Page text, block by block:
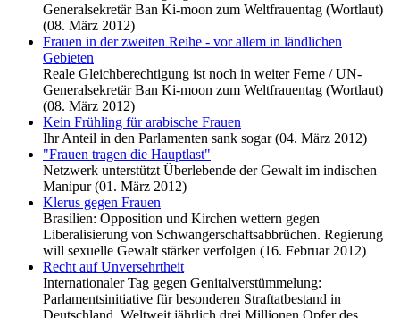
Generalsekretär Ban Ki-moon zum Weltfrauentag (Wortlaut)
(08. März 2012)
Frauen in der zweiten Reihe - vor allem in ländlichen
Gebieten
Reale Gleichberechtigung ist noch in weiter Ferne / UN-
Generalsekretär Ban Ki-moon zum Weltfrauentag (Wortlaut)
(08. März 2012)
Kein Frühling für arabische Frauen
Ihr Anteil in den Parlamenten sank sogar (04. März 2012)
"Frauen tragen die Hauptlast"
Netzwerk unterstützt Überlebende der Gewalt im indischen
Manipur (01. März 2012)
Klerus gegen Frauen
Brasilien: Opposition und Kirchen wettern gegen
Liberalisierung von Schwangerschaftsabbrüchen. Regierung
will sexuelle Gewalt stärker verfolgen (16. Februar 2012)
Recht auf Unversehrtheit
Internationaler Tag gegen Genitalverstümmelung:
Parlamentsinitiative für besonderen Straftatbestand in
Deutschland. Weltweit jährlich drei Millionen Opfer des